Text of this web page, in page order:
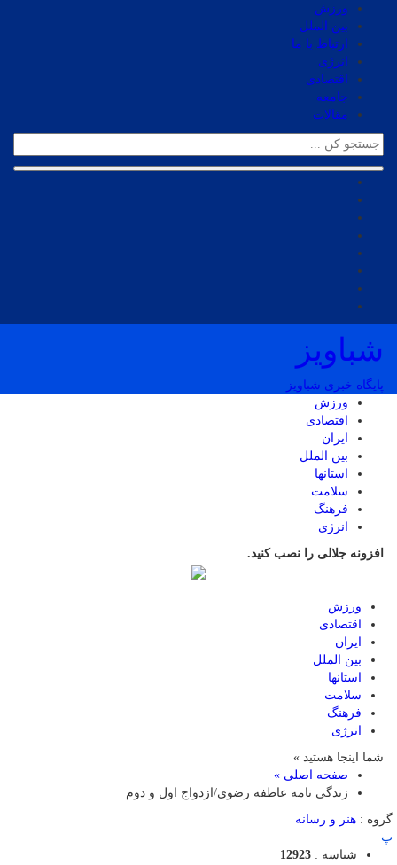
ورزش
بین الملل
ارتباط با ما
انرژی
اقتصادی
جامعه
مقالات
شباویز
پایگاه خبری شباویز
ورزش
اقتصادی
ایران
بین الملل
استانها
سلامت
فرهنگ
انرژی
افزونه جلالی را نصب کنید.
ورزش
اقتصادی
ایران
بین الملل
استانها
سلامت
فرهنگ
انرژی
شما اینجا هستید »
صفحه اصلی »
زندگی نامه عاطفه رضوی/ازدواج اول و دوم
گروه : هنر و رسانه
پ
شناسه : 12923